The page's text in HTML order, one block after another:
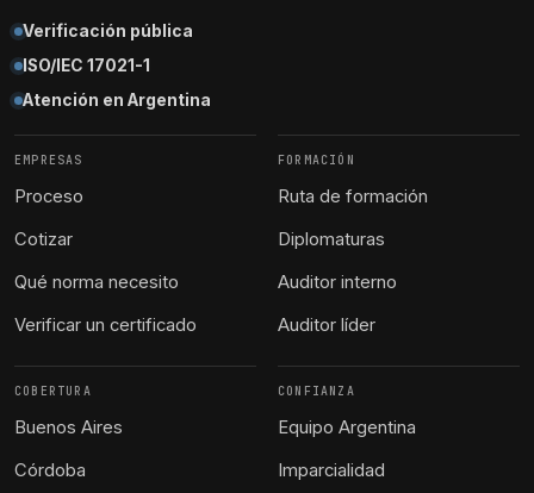
Verificación pública
ISO/IEC 17021-1
Atención en Argentina
EMPRESAS
Proceso
Cotizar
Qué norma necesito
Verificar un certificado
FORMACIÓN
Ruta de formación
Diplomaturas
Auditor interno
Auditor líder
COBERTURA
Buenos Aires
Córdoba
CONFIANZA
Equipo Argentina
Imparcialidad